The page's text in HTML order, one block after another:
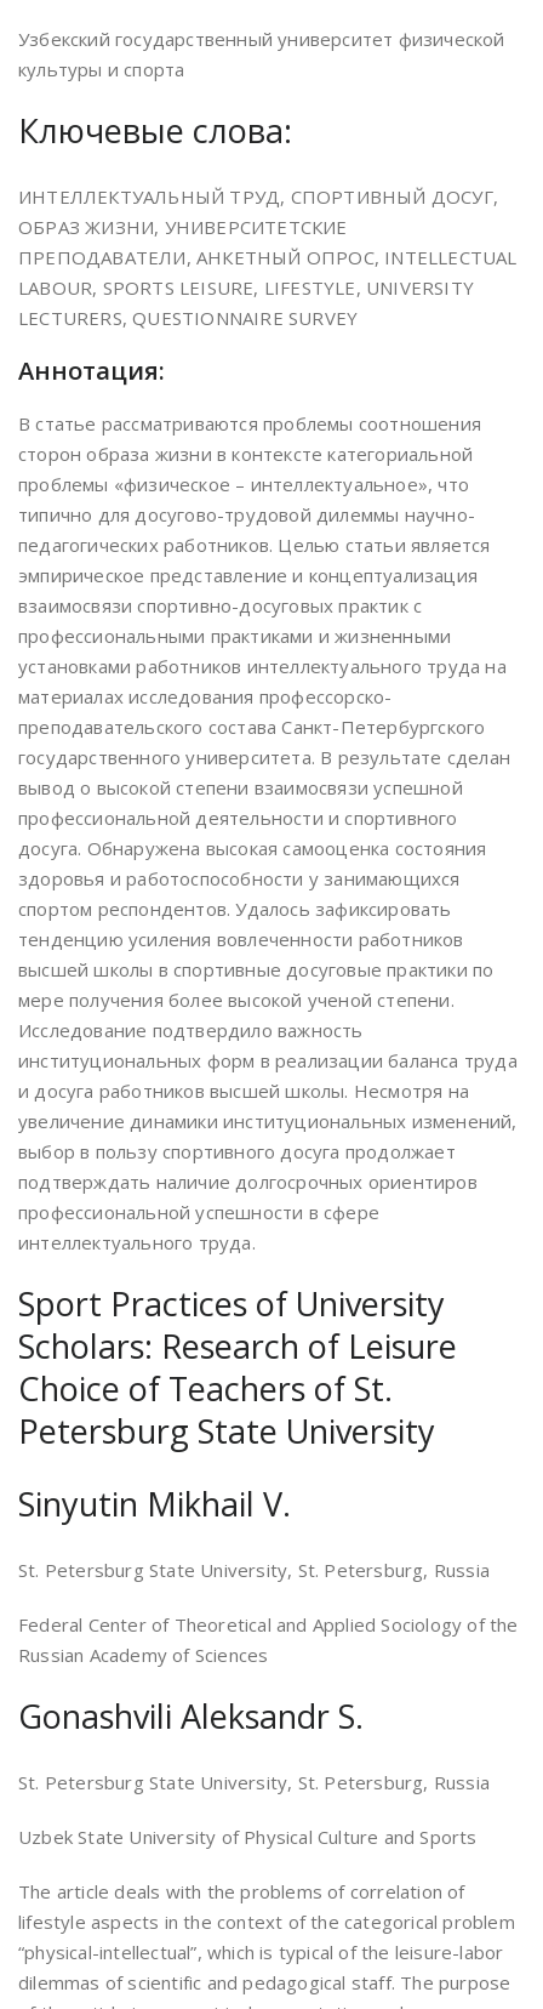
Узбекский государственный университет физической
культуры и спорта
Ключевые слова:
ИНТЕЛЛЕКТУАЛЬНЫЙ ТРУД, СПОРТИВНЫЙ ДОСУГ,
ОБРАЗ ЖИЗНИ, УНИВЕРСИТЕТСКИЕ
ПРЕПОДАВАТЕЛИ, АНКЕТНЫЙ ОПРОС, INTELLECTUAL
LABOUR, SPORTS LEISURE, LIFESTYLE, UNIVERSITY
LECTURERS, QUESTIONNAIRE SURVEY
Аннотация:
В статье рассматриваются проблемы соотношения
сторон образа жизни в контексте категориальной
проблемы «физическое – интеллектуальное», что
типично для досугово-трудовой дилеммы научно-
педагогических работников. Целью статьи является
эмпирическое представление и концептуализация
взаимосвязи спортивно-досуговых практик с
профессиональными практиками и жизненными
установками работников интеллектуального труда на
материалах исследования профессорско-
преподавательского состава Санкт-Петербургского
государственного университета. В результате сделан
вывод о высокой степени взаимосвязи успешной
профессиональной деятельности и спортивного
досуга. Обнаружена высокая самооценка состояния
здоровья и работоспособности у занимающихся
спортом респондентов. Удалось зафиксировать
тенденцию усиления вовлеченности работников
высшей школы в спортивные досуговые практики по
мере получения более высокой ученой степени.
Исследование подтвердило важность
институциональных форм в реализации баланса труда
и досуга работников высшей школы. Несмотря на
увеличение динамики институциональных изменений,
выбор в пользу спортивного досуга продолжает
подтверждать наличие долгосрочных ориентиров
профессиональной успешности в сфере
интеллектуального труда.
Sport Practices of University
Scholars: Research of Leisure
Choice of Teachers of St.
Petersburg State University
Sinyutin Mikhail V.
St. Petersburg State University, St. Petersburg, Russia
Federal Center of Theoretical and Applied Sociology of the
Russian Academy of Sciences
Gonashvili Aleksandr S.
St. Petersburg State University, St. Petersburg, Russia
Uzbek State University of Physical Culture and Sports
The article deals with the problems of correlation of
lifestyle aspects in the context of the categorical problem
“physical-intellectual”, which is typical of the leisure-labor
dilemmas of scientific and pedagogical staff. The purpose